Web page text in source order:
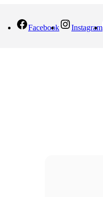
Facebook Instagram